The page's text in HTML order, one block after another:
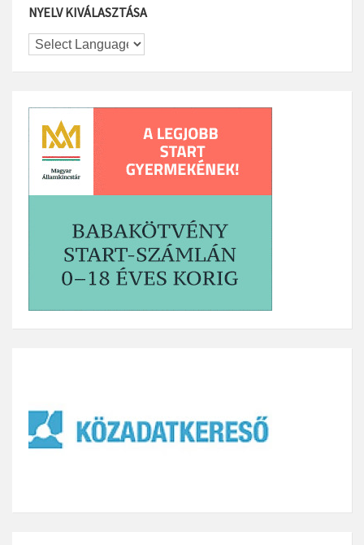
NYELV KIVÁLASZTÁSA